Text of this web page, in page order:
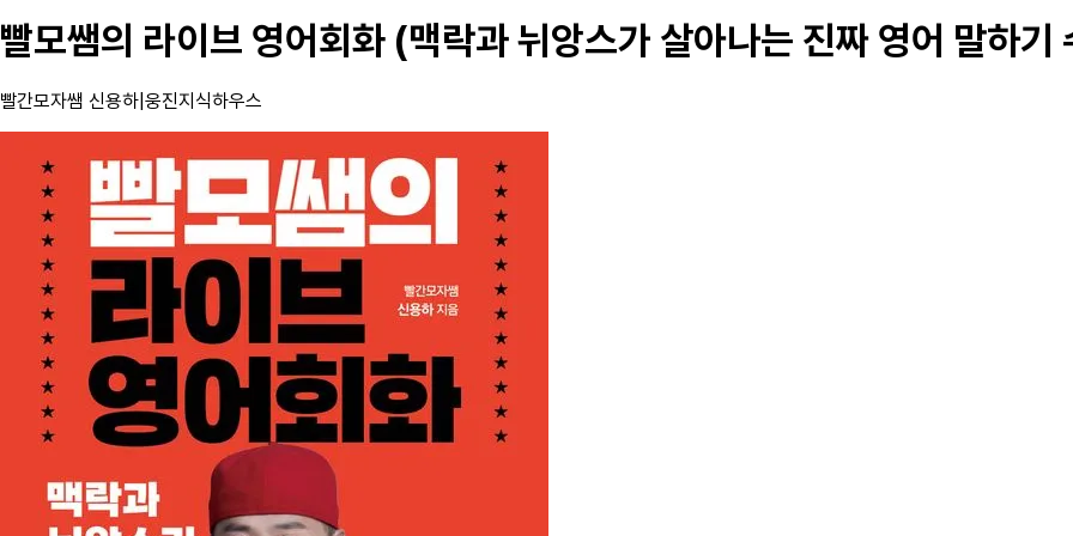
빨모쌤의 라이브 영어회화 (맥락과 뉘앙스가 살아나는 진짜 영어 말하기
빨간모자쌤 신용하 웅진지식하우스